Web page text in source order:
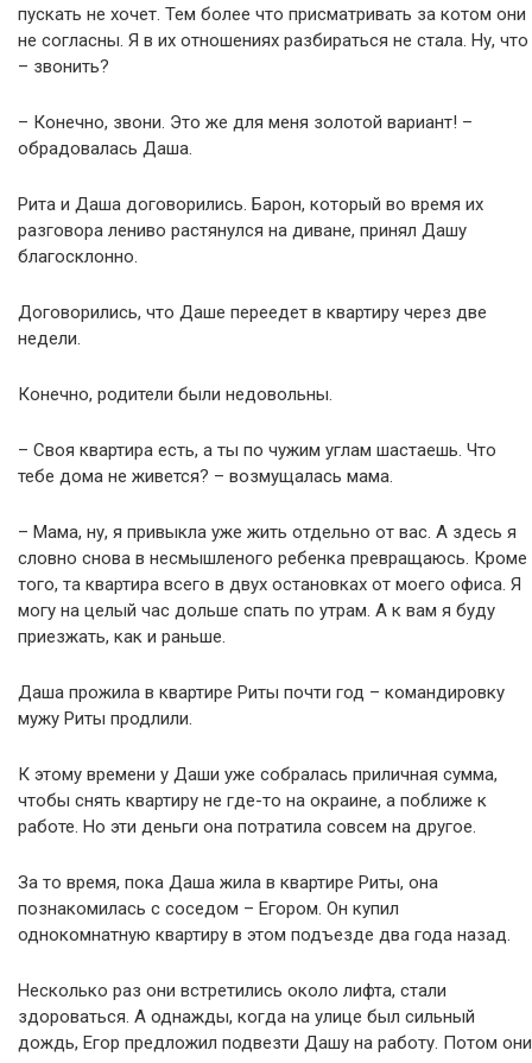
пускать не хочет. Тем более что присматривать за котом они
не согласны. Я в их отношениях разбираться не стала. Ну, что
– звонить?
– Конечно, звони. Это же для меня золотой вариант! –
обрадовалась Даша.
Рита и Даша договорились. Барон, который во время их
разговора лениво растянулся на диване, принял Дашу
благосклонно.
Договорились, что Даше переедет в квартиру через две
недели.
Конечно, родители были недовольны.
– Своя квартира есть, а ты по чужим углам шастаешь. Что
тебе дома не живется? – возмущалась мама.
– Мама, ну, я привыкла уже жить отдельно от вас. А здесь я
словно снова в несмышленого ребенка превращаюсь. Кроме
того, та квартира всего в двух остановках от моего офиса. Я
могу на целый час дольше спать по утрам. А к вам я буду
приезжать, как и раньше.
Даша прожила в квартире Риты почти год – командировку
мужу Риты продлили.
К этому времени у Даши уже собралась приличная сумма,
чтобы снять квартиру не где-то на окраине, а поближе к
работе. Но эти деньги она потратила совсем на другое.
За то время, пока Даша жила в квартире Риты, она
познакомилась с соседом – Егором. Он купил
однокомнатную квартиру в этом подъезде два года назад.
Несколько раз они встретились около лифта, стали
здороваться. А однажды, когда на улице был сильный
дождь, Егор предложил подвезти Дашу на работу. Потом они